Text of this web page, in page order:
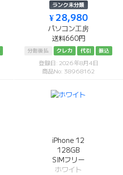
ランク未分類
¥ 28,980
パソコン工房
送料660円
分割後払 クレカ 代引 振込
登録日: 2026年8月4日
商品No: 38968162
iPhone 12
128GB
SIMフリー
ホワイト